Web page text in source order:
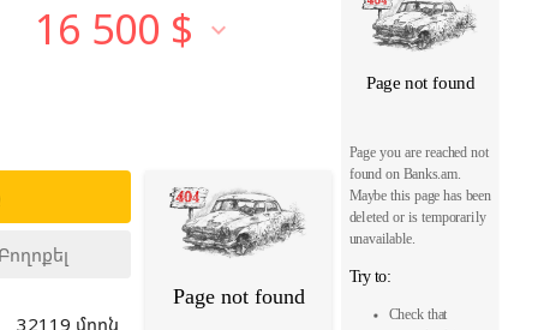
16 500 $ 
Բողոքել
32119 մղոն